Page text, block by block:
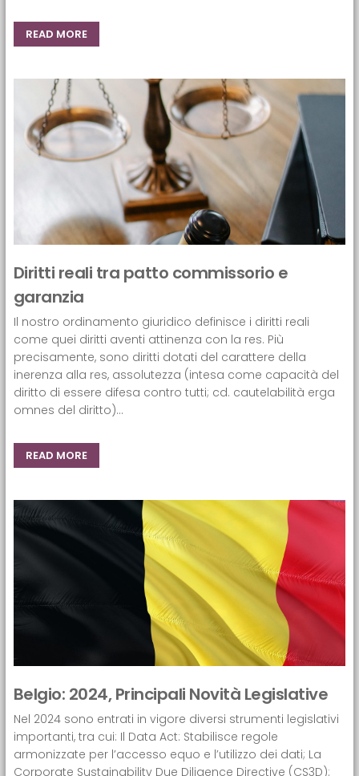
READ MORE
Diritti reali tra patto commissorio e
garanzia
Il nostro ordinamento giuridico definisce i diritti reali
come quei diritti aventi attinenza con la res. Più
precisamente, sono diritti dotati del carattere della
inerenza alla res, assolutezza (intesa come capacità del
diritto di essere difesa contro tutti; cd. cautelabilità erga
omnes del diritto)...
READ MORE
Belgio: 2024, Principali Novità Legislative
Nel 2024 sono entrati in vigore diversi strumenti legislativi
importanti, tra cui: Il Data Act: Stabilisce regole
armonizzate per l’accesso equo e l’utilizzo dei dati; La
Corporate Sustainability Due Diligence Directive (CS3D):